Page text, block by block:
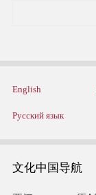
English
Русский язык
文化中国导航